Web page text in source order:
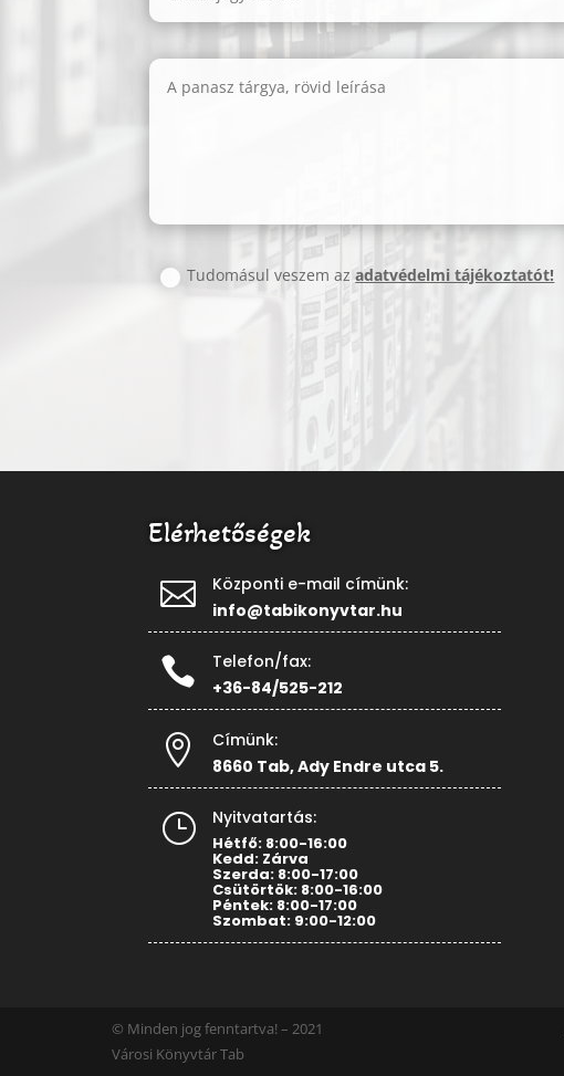
Tudomásul veszem azadatvédelmi tájékoztatót!
Elérhetőségek

Központi e-mail címünk:
info@tabikonyvtar.hu

Telefon/fax:
+36-84/525-212

Címünk:
8660 Tab, Ady Endre utca 5.
} Nyitvatartás:
Hétfő: 8:00-16:00
Kedd: Zárva
Szerda: 8:00-17:00
Csütörtök: 8:00-16:00
Péntek: 8:00-17:00
Szombat: 9:00-12:00
© Minden jog fenntartva! – 2021
Városi Könyvtár Tab